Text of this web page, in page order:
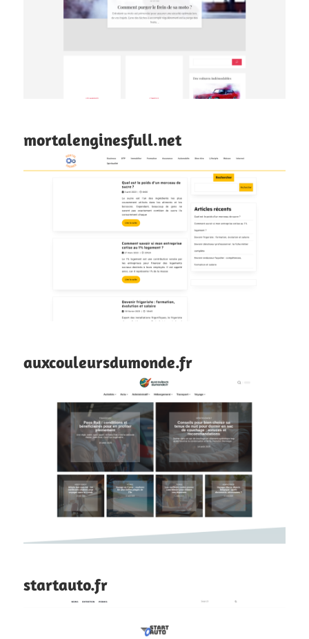
mortalenginesfull.net
auxcouleursdumonde.fr
startauto.fr